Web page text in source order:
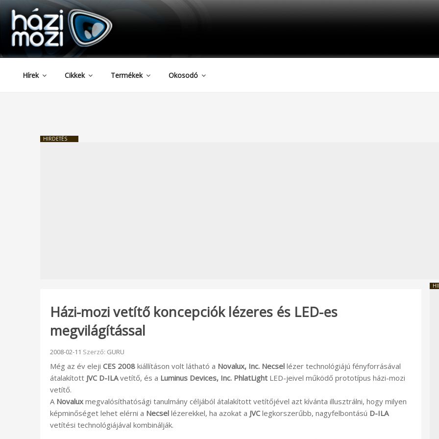
Tartalomhoz
HAZIMOZI
Hírek Cikkek Termékek Okosodó
HIRDETÉS
Házi-mozi vetítő koncepciók lézeres és LED-es
megvilágítással
Beküldve:
2008-02-11 Szerző: GURU
Még az év eleji CES 2008 kiállításon volt látható a Novalux, Inc. Necsel lézer technológiájú fényforrásával
átalakított JVC D-ILAvetítő, és a Luminus Devices, Inc. PhlatLight LED-jeivel működő prototípus házi-mozi
vetítő.
A Novalux megvalósíthatósági tanulmány céljából átalakított vetítőjével azt kívánta illusztrálni, hogy milyen
képminőséget lehet elérni a Necsel lézerekkel, ha azokat a JVClegkorszerűbb, nagyfelbontású D-ILA
vetítési technológiájával kombinálják.